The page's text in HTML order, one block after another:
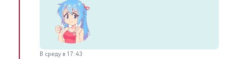
В среду в 17:43